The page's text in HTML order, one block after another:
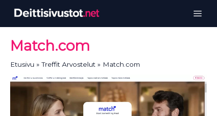
sisältöön
Match.com
Etusivu Treffit Arvostelut Match.com